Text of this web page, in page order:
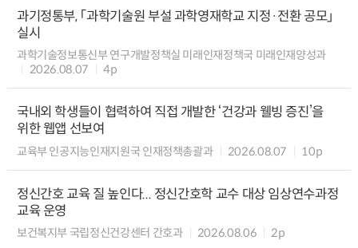
과기정통부, 「과학기술원 부설 과학영재학교 지정·전환 공모」
실시
과학기술정보통신부 연구개발정책실 미래인재정책국 미래인재양성과
2026.08.07
4p
국내외 학생들이 협력하여 직접 개발한 ‘건강과 웰빙 증진’을
위한 웹앱 선보여
교육부 인공지능인재지원국 인재정책총괄과 2026.08.07 10p
정신간호 교육 질 높인다... 정신간호학 교수 대상 임상연수과정
교육 운영
보건복지부 국립정신건강센터 간호과 2026.08.06 2p